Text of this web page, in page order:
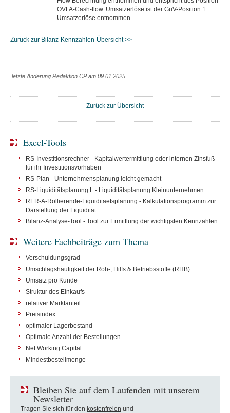
ÖVFA-Cash-flow. Umsatzerlöse ist der GuV-Position 1.
Umsatzerlöse entnommen.
Zurück zur Bilanz-Kennzahlen-Übersicht >>
letzte Änderung Redaktion CP am 09.01.2025
Zurück zur Übersicht
Excel-Tools
RS-Investitionsrechner - Kapitalwertermittlung oder internen Zinsfuß
für ihr Investitionsvorhaben
RS-Plan - Unternehmensplanung leicht gemacht
RS-Liquiditätsplanung L - Liquiditätsplanung Kleinunternehmen
RER-A-Rollierende-Liquiditaetsplanung - Kalkulationsprogramm zur
Darstellung der Liquidität
Bilanz-Analyse-Tool - Tool zur Ermittlung der wichtigsten Kennzahlen
Weitere Fachbeiträge zum Thema
Verschuldungsgrad
Umschlagshäufigkeit der Roh-, Hilfs & Betriebsstoffe (RHB)
Umsatz pro Kunde
Struktur des Einkaufs
relativer Marktanteil
Preisindex
optimaler Lagerbestand
Optimale Anzahl der Bestellungen
Net Working Capital
Mindestbestellmenge
Bleiben Sie auf dem Laufenden mit unserem
Newsletter
Tragen Sie sich für den kostenfreien und